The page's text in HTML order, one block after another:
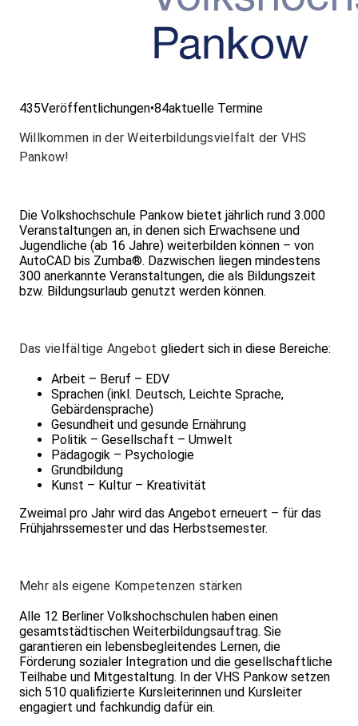
435Veröffentlichungen•84aktuelle Termine
Willkommen in der Weiterbildungsvielfalt der VHS
Pankow!
Die Volkshochschule Pankow bietet jährlich rund 3.000
Veranstaltungen an, in denen sich Erwachsene und
Jugendliche (ab 16 Jahre) weiterbilden können – von
AutoCAD bis Zumba®. Dazwischen liegen mindestens
300 anerkannte Veranstaltungen, die als Bildungszeit
bzw. Bildungsurlaub genutzt werden können.
Das vielfältige Angebot gliedert sich in diese Bereiche:
Arbeit – Beruf – EDV
Sprachen (inkl. Deutsch, Leichte Sprache,
Gebärdensprache)
Gesundheit und gesunde Ernährung
Politik – Gesellschaft – Umwelt
Pädagogik – Psychologie
Grundbildung
Kunst – Kultur – Kreativität
Zweimal pro Jahr wird das Angebot erneuert – für das
Frühjahrssemester und das Herbstsemester.
Mehr als eigene Kompetenzen stärken
Alle 12 Berliner Volkshochschulen haben einen
gesamtstädtischen Weiterbildungsauftrag. Sie
garantieren ein lebensbegleitendes Lernen, die
Förderung sozialer Integration und die gesellschaftliche
Teilhabe und Mitgestaltung. In der VHS Pankow setzen
sich 510 qualifizierte Kursleiterinnen und Kursleiter
engagiert und fachkundig dafür ein.